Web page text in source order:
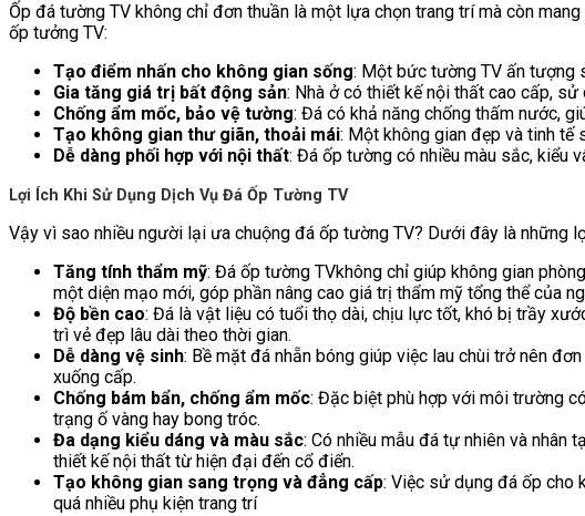
Ốp đá tường TV không chỉ đơn thuần là một lựa chọn trang trí mà còn
ốp tưởng TV:
Tạo điểm nhấn cho không gian sống: Một bức tường TV ấn tượng
Gia tăng giá trị bất động sản: Nhà ở có thiết kế nội thất cao cấp,
Chống ẩm mốc, bảo vệ tường: Đá có khả năng chống thấm nước,
Tạo không gian thư giãn, thoải mái: Một không gian đẹp và tinh tế
Dễ dàng phối hợp với nội thất: Đá ốp tường có nhiều màu sắc, kiểu
Lợi Ích Khi Sử Dụng Dịch Vụ Đá Ốp Tường TV
Vậy vì sao nhiều người lại ưa chuộng đá ốp tường TV? Dưới đây là những
Tăng tính thẩm mỹ: Đá ốp tường TVkhông chỉ giúp không gian
một diện mạo mới, góp phần nâng cao giá trị thẩm mỹ tổng thể của
Độ bền cao: Đá là vật liệu có tuổi thọ dài, chịu lực tốt, khó bị trầy
trì vẻ đẹp lâu dài theo thời gian.
Dễ dàng vệ sinh: Bề mặt đá nhẵn bóng giúp việc lau chùi trở nên
xuống cấp.
Chống bám bẩn, chống ẩm mốc: Đặc biệt phù hợp với môi trường
trạng ố vàng hay bong tróc.
Đa dạng kiểu dáng và màu sắc: Có nhiều mẫu đá tự nhiên và nhân
thiết kế nội thất từ hiện đại đến cổ điển.
Tạo không gian sang trọng và đẳng cấp: Việc sử dụng đá ốp cho
quá nhiều phụ kiện